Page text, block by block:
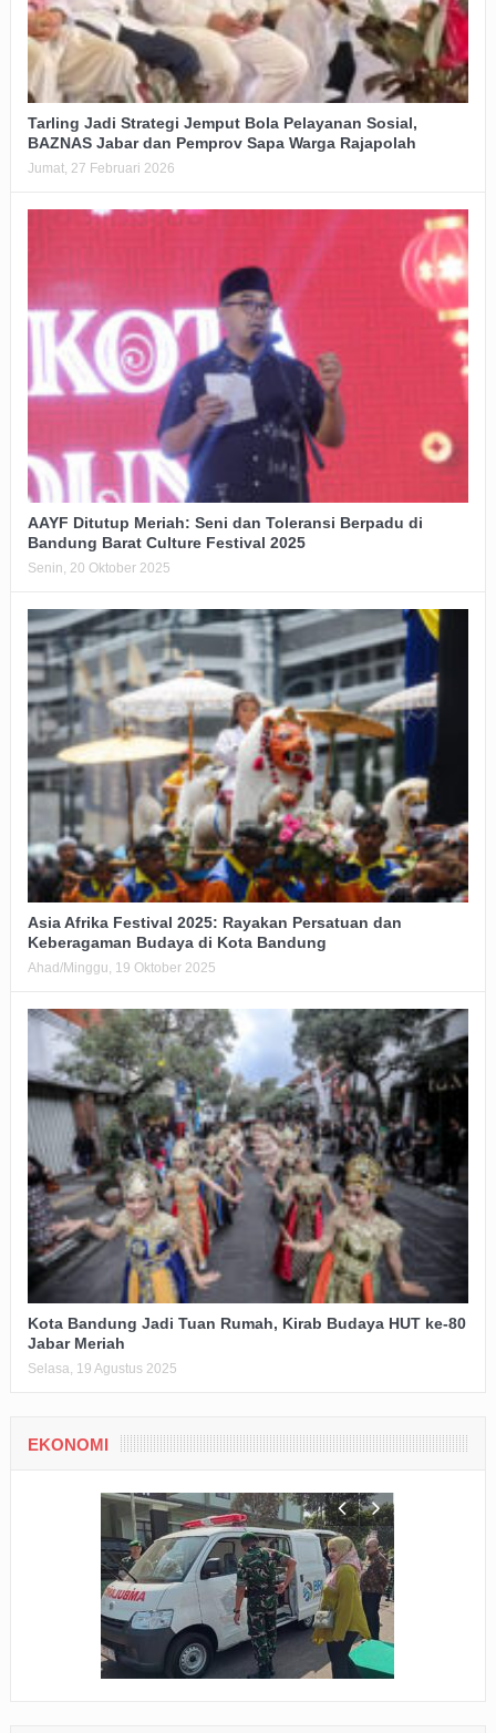
Tarling Jadi Strategi Jemput Bola Pelayanan Sosial,
BAZNAS Jabar dan Pemprov Sapa Warga Rajapolah
Jumat, 27 Februari 2026
AAYF Ditutup Meriah: Seni dan Toleransi Berpadu di
Bandung Barat Culture Festival 2025
Senin, 20 Oktober 2025
Asia Afrika Festival 2025: Rayakan Persatuan dan
Keberagaman Budaya di Kota Bandung
Ahad/Minggu, 19 Oktober 2025
Kota Bandung Jadi Tuan Rumah, Kirab Budaya HUT ke-80
Jabar Meriah
Selasa, 19 Agustus 2025
EKONOMI